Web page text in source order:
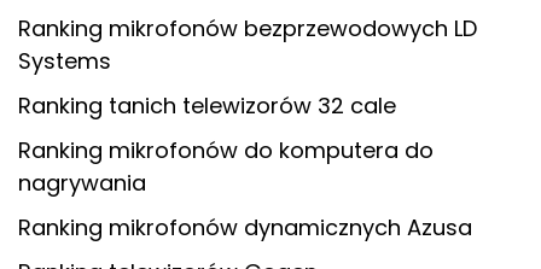
Ranking mikrofonów bezprzewodowych LD
Systems
Ranking tanich telewizorów 32 cale
Ranking mikrofonów do komputera do
nagrywania
Ranking mikrofonów dynamicznych Azusa